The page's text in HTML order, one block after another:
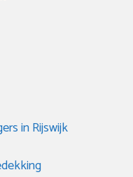
in Rijswijk